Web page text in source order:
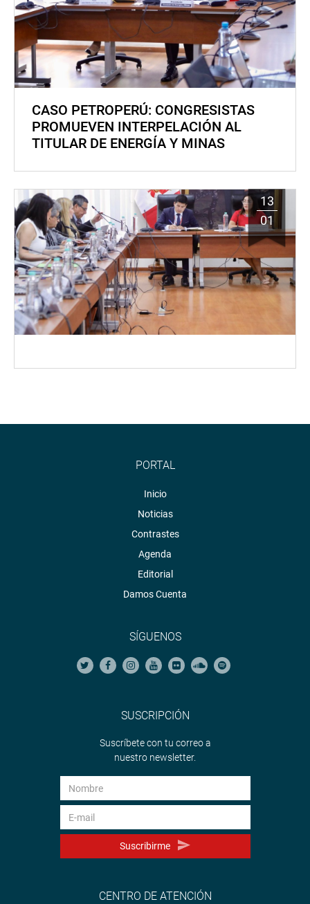
CASO PETROPERÚ: CONGRESISTAS
PROMUEVEN INTERPELACIÓN AL
TITULAR DE ENERGÍA Y MINAS
13
01
PORTAL
Inicio
Noticias
Contrastes
Agenda
Editorial
Damos Cuenta
SÍGUENOS
SUSCRIPCIÓN
Suscríbete con tu correo a
nuestro newsletter.
Suscribirme
CENTRO DE ATENCIÓN